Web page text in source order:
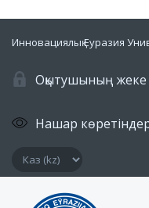
Инновациялық Еуразия
Оқытушының жеке
Нашар көретіндер